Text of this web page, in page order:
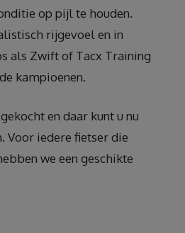
op pijl te houden.
rijgevoel en in
als Zwift of Tacx Training
kampioenen.
en daar kunt u nu
Voor iedere fietser die
we een geschikte